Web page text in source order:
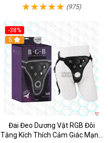
(975)
-38%
Hot
5
Đai Đeo Dương Vật RGB Đôi
Tăng Kích Thích Cảm Giác Mạnh